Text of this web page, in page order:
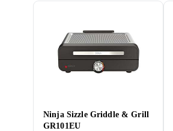
Ninja Sizzle Griddle & Grill
GR101EU